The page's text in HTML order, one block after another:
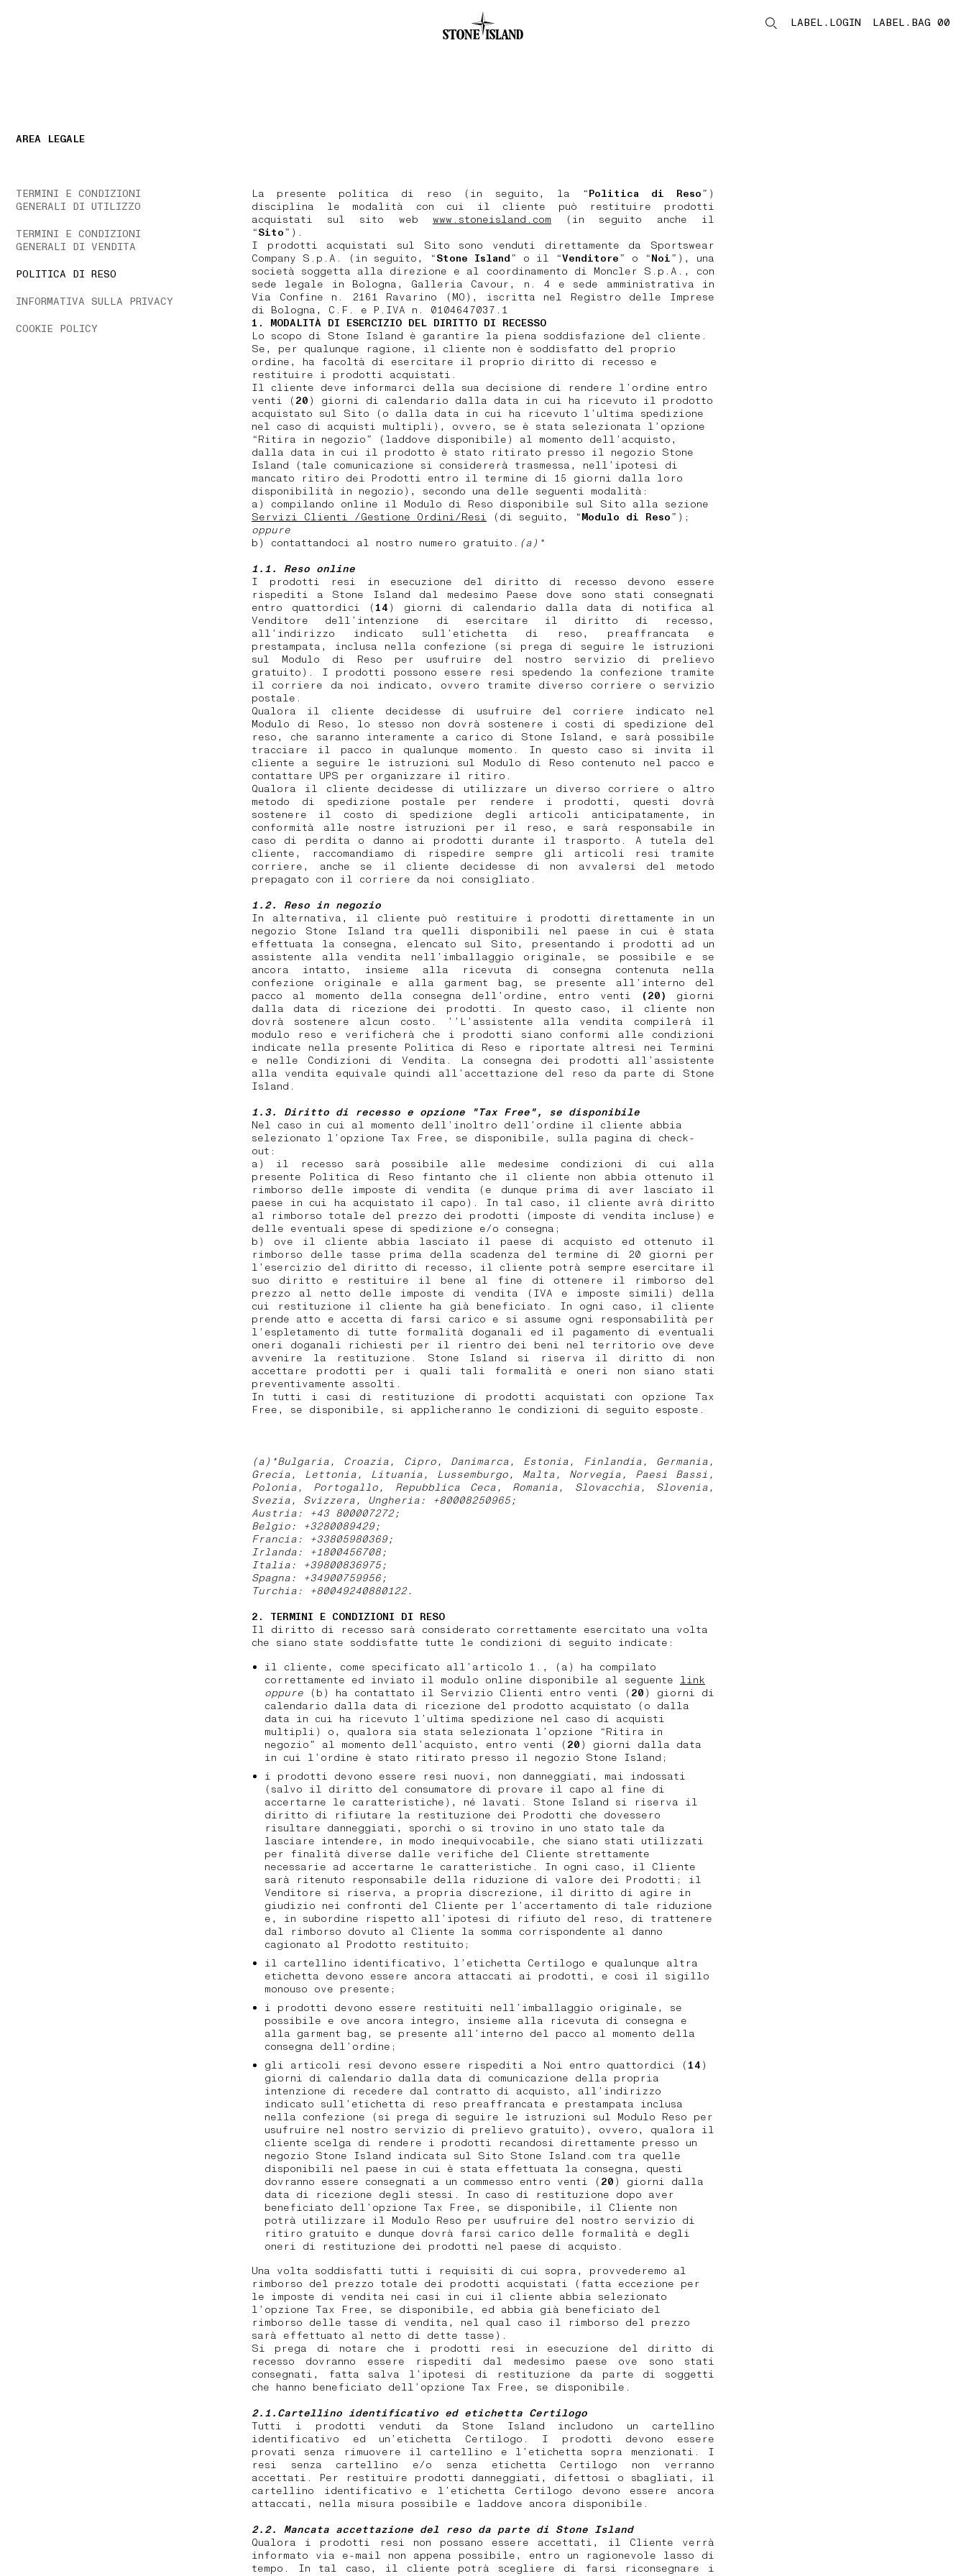
LABEL.LOGIN
LABEL.BAG 00
LABEL.ITEMS
AREA LEGALE
TERMINI E CONDIZIONI
GENERALI DI UTILIZZO
TERMINI E CONDIZIONI
GENERALI DI VENDITA
POLITICA DI RESO
INFORMATIVA SULLA PRIVACY
COOKIE POLICY
La presente politica di reso (in seguito, la “Politica di Reso”)
disciplina le modalità con cui il cliente può restituire prodotti
acquistati sul sito web www.stoneisland.com (in seguito anche il
“Sito”).
I prodotti acquistati sul Sito sono venduti direttamente da Sportswear
Company S.p.A. (in seguito, “Stone Island” o il “Venditore” o “Noi”), una
società soggetta alla direzione e al coordinamento di Moncler S.p.A., con
sede legale in Bologna, Galleria Cavour, n. 4 e sede amministrativa in
Via Confine n. 2161 Ravarino (MO), iscritta nel Registro delle Imprese
di Bologna, C.F. e P.IVA n. 0104647037.1
1. MODALITÀ DI ESERCIZIO DEL DIRITTO DI RECESSO
Lo scopo di Stone Island è garantire la piena soddisfazione del cliente.
Se, per qualunque ragione, il cliente non è soddisfatto del proprio
ordine, ha facoltà di esercitare il proprio diritto di recesso e
restituire i prodotti acquistati.
Il cliente deve informarci della sua decisione di rendere l’ordine entro
venti ( 20 ) giorni di calendario dalla data in cui ha ricevuto il prodotto
acquistato sul Sito (o dalla data in cui ha ricevuto l’ultima spedizione
nel caso di acquisti multipli), ovvero, se è stata selezionata l’opzione
“Ritira in negozio” (laddove disponibile) al momento dell’acquisto,
dalla data in cui il prodotto è stato ritirato presso il negozio Stone
Island (tale comunicazione si considererà trasmessa, nell’ipotesi di
mancato ritiro dei Prodotti entro il termine di 15 giorni dalla loro
disponibilità in negozio), secondo una delle seguenti modalità:
a) compilando online il Modulo di Reso disponibile sul Sito alla sezione
Servizi Clienti /Gestione Ordini/Resi (di seguito, “Modulo di Reso”);
oppure
b) contattandoci al nostro numero gratuito. (a)*
1.1. Reso online
I prodotti resi in esecuzione del diritto di recesso devono essere
rispediti a Stone Island dal medesimo Paese dove sono stati consegnati
entro quattordici ( 14 ) giorni di calendario dalla data di notifica al
Venditore dell’intenzione di esercitare il diritto di recesso,
all’indirizzo indicato sull’etichetta di reso, preaffrancata e
prestampata, inclusa nella confezione (si prega di seguire le istruzioni
sul Modulo di Reso per usufruire del nostro servizio di prelievo
gratuito). I prodotti possono essere resi spedendo la confezione tramite
il corriere da noi indicato, ovvero tramite diverso corriere o servizio
postale.
Qualora il cliente decidesse di usufruire del corriere indicato nel
Modulo di Reso, lo stesso non dovrà sostenere i costi di spedizione del
reso, che saranno interamente a carico di Stone Island, e sarà possibile
tracciare il pacco in qualunque momento. In questo caso si invita il
cliente a seguire le istruzioni sul Modulo di Reso contenuto nel pacco e
contattare UPS per organizzare il ritiro.
Qualora il cliente decidesse di utilizzare un diverso corriere o altro
metodo di spedizione postale per rendere i prodotti, questi dovrà
sostenere il costo di spedizione degli articoli anticipatamente, in
conformità alle nostre istruzioni per il reso, e sarà responsabile in
caso di perdita o danno ai prodotti durante il trasporto. A tutela del
cliente, raccomandiamo di rispedire sempre gli articoli resi tramite
corriere, anche se il cliente decidesse di non avvalersi del metodo
prepagato con il corriere da noi consigliato.
1.2. Reso in negozio
In alternativa, il cliente può restituire i prodotti direttamente in un
negozio Stone Island tra quelli disponibili nel paese in cui è stata
effettuata la consegna, elencato sul Sito, presentando i prodotti ad un
assistente alla vendita nell’imballaggio originale, se possibile e se
ancora intatto, insieme alla ricevuta di consegna contenuta nella
confezione originale e alla garment bag, se presente all’interno del
pacco al momento della consegna dell’ordine, entro venti
(20) giorni
dalla data di ricezione dei prodotti. In questo caso, il cliente non
dovrà sostenere alcun costo. ’’L’assistente alla vendita compilerà il
modulo reso e verificherà che i prodotti siano conformi alle condizioni
indicate nella presente Politica di Reso e riportate altresì nei Termini
e nelle Condizioni di Vendita. La consegna dei prodotti all’assistente
alla vendita equivale quindi all’accettazione del reso da parte di Stone
Island.
1.3. Diritto di recesso e opzione "Tax Free", se disponibile
Nel caso in cui al momento dell’inoltro dell’ordine il cliente abbia
selezionato l’opzione Tax Free, se disponibile, sulla pagina di check-
out:
a) il recesso sarà possibile alle medesime condizioni di cui alla
presente Politica di Reso fintanto che il cliente non abbia ottenuto il
rimborso delle imposte di vendita (e dunque prima di aver lasciato il
paese in cui ha acquistato il capo). In tal caso, il cliente avrà diritto
al rimborso totale del prezzo dei prodotti (imposte di vendita incluse) e
delle eventuali spese di spedizione e/o consegna;
b) ove il cliente abbia lasciato il paese di acquisto ed ottenuto il
rimborso delle tasse prima della scadenza del termine di 20 giorni per
l’esercizio del diritto di recesso, il cliente potrà sempre esercitare il
suo diritto e restituire il bene al fine di ottenere il rimborso del
prezzo al netto delle imposte di vendita (IVA e imposte simili) della
cui restituzione il cliente ha già beneficiato. In ogni caso, il cliente
prende atto e accetta di farsi carico e si assume ogni responsabilità per
l’espletamento di tutte formalità doganali ed il pagamento di eventuali
oneri doganali richiesti per il rientro dei beni nel territorio ove deve
avvenire la restituzione. Stone Island si riserva il diritto di non
accettare prodotti per i quali tali formalità e oneri non siano stati
preventivamente assolti.
In tutti i casi di restituzione di prodotti acquistati con opzione Tax
Free, se disponibile, si applicheranno le condizioni di seguito esposte.
(a)*Bulgaria, Croazia, Cipro, Danimarca, Estonia, Finlandia, Germania,
Grecia, Lettonia, Lituania, Lussemburgo, Malta, Norvegia, Paesi Bassi,
Polonia, Portogallo, Repubblica Ceca, Romania, Slovacchia, Slovenia,
Svezia, Svizzera, Ungheria: +80008250965;
Austria: +43 800007272;
Belgio: +3280089429;
Francia: +33805980369;
Irlanda: +1800456708;
Italia: +39800836975;
Spagna: +34900759956;
Turchia: +80049240880122.
2. TERMINI E CONDIZIONI DI RESO
Il diritto di recesso sarà considerato correttamente esercitato una volta
che siano state soddisfatte tutte le condizioni di seguito indicate:
il cliente, come specificato all’articolo 1., (a) ha compilato
correttamente ed inviato il modulo online disponibile al seguente link
oppure(b) ha contattato il Servizio Clienti entro venti ( 20 ) giorni di
calendario dalla data di ricezione del prodotto acquistato (o dalla
data in cui ha ricevuto l’ultima spedizione nel caso di acquisti
multipli) o, qualora sia stata selezionata l’opzione “Ritira in
negozio” al momento dell’acquisto, entro venti ( 20 ) giorni dalla data
in cui l’ordine è stato ritirato presso il negozio Stone Island;
i prodotti devono essere resi nuovi, non danneggiati, mai indossati
(salvo il diritto del consumatore di provare il capo al fine di
accertarne le caratteristiche), né lavati. Stone Island si riserva il
diritto di rifiutare la restituzione dei Prodotti che dovessero
risultare danneggiati, sporchi o si trovino in uno stato tale da
lasciare intendere, in modo inequivocabile, che siano stati utilizzati
per finalità diverse dalle verifiche del Cliente strettamente
necessarie ad accertarne le caratteristiche. In ogni caso, il Cliente
sarà ritenuto responsabile della riduzione di valore dei Prodotti; il
Venditore si riserva, a propria discrezione, il diritto di agire in
giudizio nei confronti del Cliente per l’accertamento di tale riduzione
e, in subordine rispetto all’ipotesi di rifiuto del reso, di trattenere
dal rimborso dovuto al Cliente la somma corrispondente al danno
cagionato al Prodotto restituito;
il cartellino identificativo, l’etichetta Certilogo e qualunque altra
etichetta devono essere ancora attaccati ai prodotti, e così il sigillo
monouso ove presente;
i prodotti devono essere restituiti nell’imballaggio originale, se
possibile e ove ancora integro, insieme alla ricevuta di consegna e
alla garment bag, se presente all’interno del pacco al momento della
consegna dell’ordine;
gli articoli resi devono essere rispediti a Noi entro quattordici ( 14 )
giorni di calendario dalla data di comunicazione della propria
intenzione di recedere dal contratto di acquisto, all’indirizzo
indicato sull’etichetta di reso preaffrancata e prestampata inclusa
nella confezione (si prega di seguire le istruzioni sul Modulo Reso per
usufruire nel nostro servizio di prelievo gratuito), ovvero, qualora il
cliente scelga di rendere i prodotti recandosi direttamente presso un
negozio Stone Island indicata sul Sito Stone Island.com tra quelle
disponibili nel paese in cui è stata effettuata la consegna, questi
dovranno essere consegnati a un commesso entro venti ( 20 ) giorni dalla
data di ricezione degli stessi. In caso di restituzione dopo aver
beneficiato dell’opzione Tax Free, se disponibile, il Cliente non
potrà utilizzare il Modulo Reso per usufruire del nostro servizio di
ritiro gratuito e dunque dovrà farsi carico delle formalità e degli
oneri di restituzione dei prodotti nel paese di acquisto.
Una volta soddisfatti tutti i requisiti di cui sopra, provvederemo al
rimborso del prezzo totale dei prodotti acquistati (fatta eccezione per
le imposte di vendita nei casi in cui il cliente abbia selezionato
l’opzione Tax Free, se disponibile, ed abbia già beneficiato del
rimborso delle tasse di vendita, nel qual caso il rimborso del prezzo
sarà effettuato al netto di dette tasse).
Si prega di notare che i prodotti resi in esecuzione del diritto di
recesso dovranno essere rispediti dal medesimo paese ove sono stati
consegnati, fatta salva l’ipotesi di restituzione da parte di soggetti
che hanno beneficiato dell’opzione Tax Free, se disponibile.
2.1.Cartellino identificativo ed etichetta Certilogo
Tutti i prodotti venduti da Stone Island includono un cartellino
identificativo ed un’etichetta Certilogo. I prodotti devono essere
provati senza rimuovere il cartellino e l’etichetta sopra menzionati. I
resi senza cartellino e/o senza etichetta Certilogo non verranno
accettati. Per restituire prodotti danneggiati, difettosi o sbagliati, il
cartellino identificativo e l’etichetta Certilogo devono essere ancora
attaccati, nella misura possibile e laddove ancora disponibile.
2.2. Mancata accettazione del reso da parte di Stone Island
Qualora i prodotti resi non possano essere accettati, il Cliente verrà
informato via e-mail non appena possibile, entro un ragionevole lasso di
tempo. In tal caso, il cliente potrà scegliere di farsi riconsegnare i